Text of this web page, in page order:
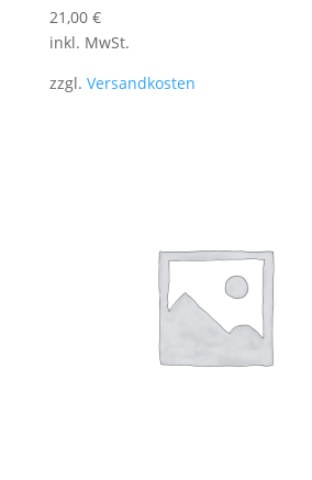
21,00 €
inkl. MwSt.
zzgl. Versandkosten